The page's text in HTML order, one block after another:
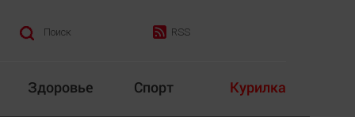
Поиск RSS
Здоровье Спорт Курилка